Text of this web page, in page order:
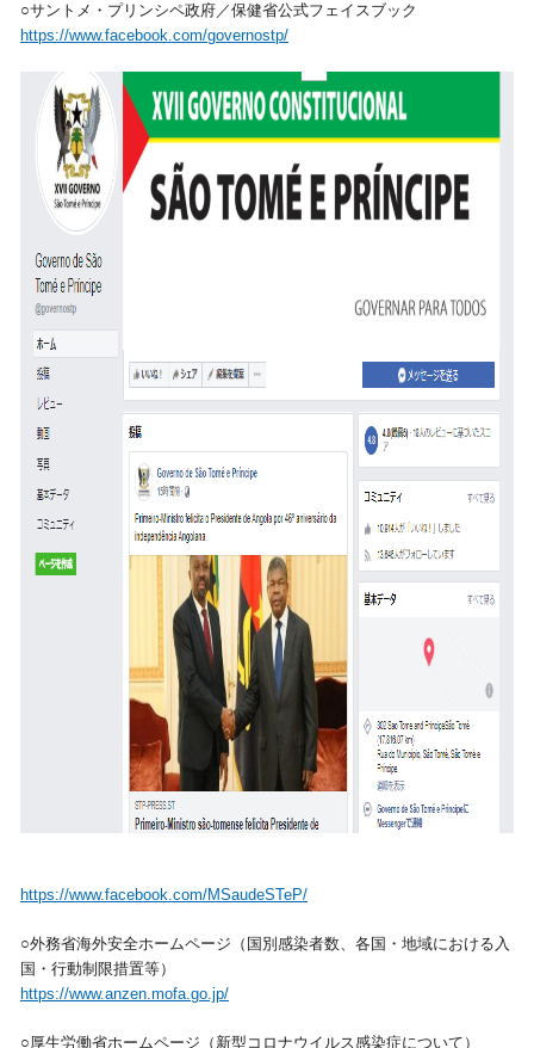
○サントメ・プリンシペ政府／保健省公式フェイスブック
https://www.facebook.com/governostp/
https://www.facebook.com/MSaudeSTeP/
○外務省海外安全ホームページ（国別感染者数、各国・地域における入
国・行動制限措置等）
https://www.anzen.mofa.go.jp/
○厚生労働省ホームページ（新型コロナウイルス感染症について）